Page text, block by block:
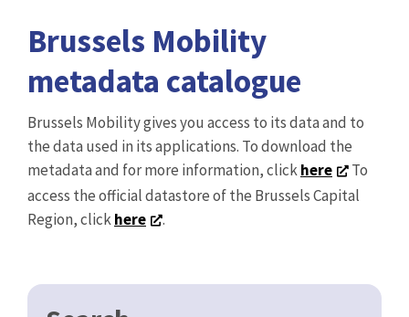
Brussels Mobility
metadata catalogue
Brussels Mobility gives you access to its data and to
the data used in its applications. To download the
metadata and for more information, clickhere
To
access the official datastore of the Brussels Capital
Region, clickhere .